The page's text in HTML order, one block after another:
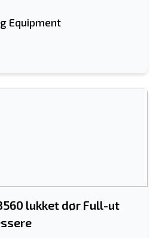
Equipment
lukket dør Full-ut